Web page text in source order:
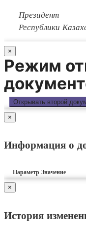
Президент
Республики
×
Режим
Открывать второй
×
Информация о
Параметр Значение
×
История